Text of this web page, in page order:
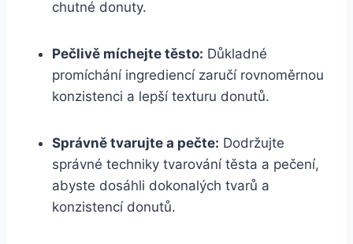
chutné donuty.
Pečlivě míchejte těsto: Důkladné
promíchání ingrediencí zaručí rovnoměrnou
konzistenci a lepší texturu donutů.
Správně tvarujte a pečte: Dodržujte
správné techniky tvarování těsta a pečení,
abyste dosáhli dokonalých tvarů a
konzistencí donutů.